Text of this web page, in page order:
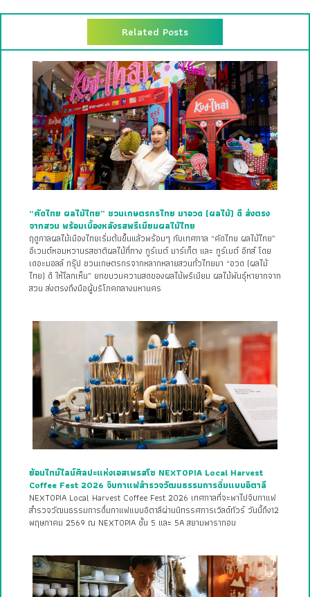
Related Posts
“คัดไทย ผลไม้ไทย” ชวนเกษตรกรไทย มาอวด (ผลไม้) ดี ส่งตรง
จากสวน พร้อมเบื้องหลังรสพรีเมียมผลไม้ไทย
ฤดูกาลผลไม้เมืองไทยเริ่มต้นขึ้นแล้วพร้อมๆ กับเทศกาล “คัดไทย ผลไม้ไทย”
อีเวนต์หอมหวานรสชาติผลไม้ที่ทาง กูร์เมต์ มาร์เก็ต และ กูร์เมต์ อีทส์ โดย
เดอะมอลล์ กรุ๊ป ชวนเกษตรกรจากหลากหลายสวนทั่วไทยมา “อวด (ผลไม้
ไทย) ดี ให้โลกเห็น” ยกขบวนความสดของผลไม้พรีเมียม ผลไม้พันธุ์หายากจาก
สวน ส่งตรงถึงมือผู้บริโภคกลางมหานคร
ย้อนไทม์ไลน์ศิลปะแห่งเอสเพรสโซ NEXTOPIA Local Harvest
Coffee Fest 2026 จิบกาแฟสำรวจวัฒนธรรมการดื่มแบบอิตาลี
NEXTOPIA Local Harvest Coffee Fest 2026 เทศกาลที่จะพาไปจิบกาแฟ
สำรวจวัฒนธรรมการดื่มกาแฟแบบอิตาลีผ่านนิทรรศการเวิลด์ทัวร์ วันนี้ถึง12
พฤษภาคม 2569 ณ NEXTOPIA ชั้น 5 และ 5A สยามพารากอน